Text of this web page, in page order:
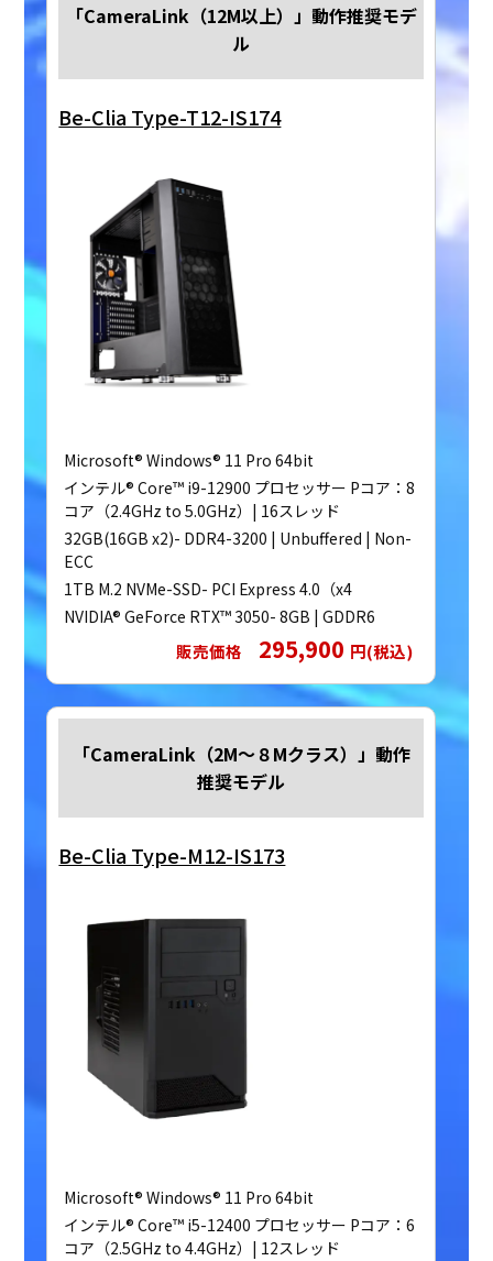
「CameraLink（12M以上）」動作推奨モデ
ル
Be-Clia Type-T12-IS174
Microsoft® Windows® 11 Pro 64bit
インテル® Core™ i9-12900 プロセッサー Pコア：8
コア（2.4GHz to 5.0GHz）| 16スレッド
32GB(16GB x2)- DDR4-3200 | Unbuffered | Non-
ECC
1TB M.2 NVMe-SSD- PCI Express 4.0（x4
NVIDIA® GeForce RTX™ 3050- 8GB | GDDR6
販売価格 295,900 円(税込)
「CameraLink（2M～８Mクラス）」動作
推奨モデル
Be-Clia Type-M12-IS173
Microsoft® Windows® 11 Pro 64bit
インテル® Core™ i5-12400 プロセッサー Pコア：6
コア（2.5GHz to 4.4GHz）| 12スレッド